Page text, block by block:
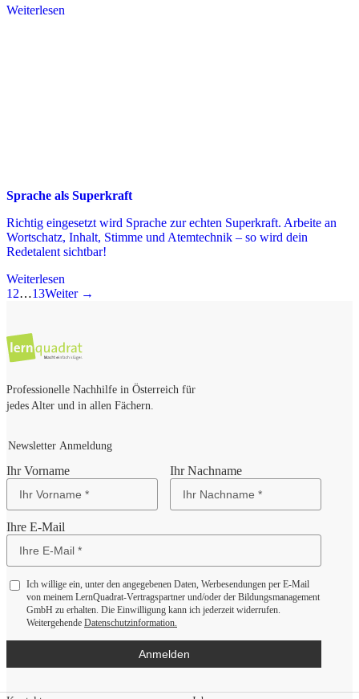
Weiterlesen
Sprache als Superkraft
Richtig eingesetzt wird Sprache zur echten Superkraft. Arbeite an
Wortschatz, Inhalt, Stimme und Atemtechnik – so wird dein
Redetalent sichtbar!
Weiterlesen
1 2…13Weiter →
Professionelle Nachhilfe in Österreich für
jedes Alter und in allen Fächern.
Newsletter Anmeldung
Ihr Vorname Ihr Nachname
Ihre E-Mail
Ich willige ein, unter den angegebenen Daten, Werbesendungen per E-Mail
von meinem LernQuadrat-Vertragspartner und/oder der Bildungsmanagement
GmbH zu erhalten. Die Einwilligung kann ich jederzeit widerrufen.
Weitergehende Datenschutzinformation.
Anmelden